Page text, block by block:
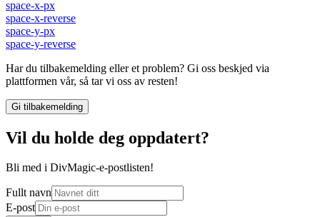
space-x-px
space-x-reverse
space-y-px
space-y-reverse
Har du tilbakemelding eller et problem? Gi oss beskjed via
plattformen vår, så tar vi oss av resten!
Gi tilbakemelding
Vil du holde deg oppdatert?
Bli med i DivMagic-e-postlisten!
Fullt navn
E-post